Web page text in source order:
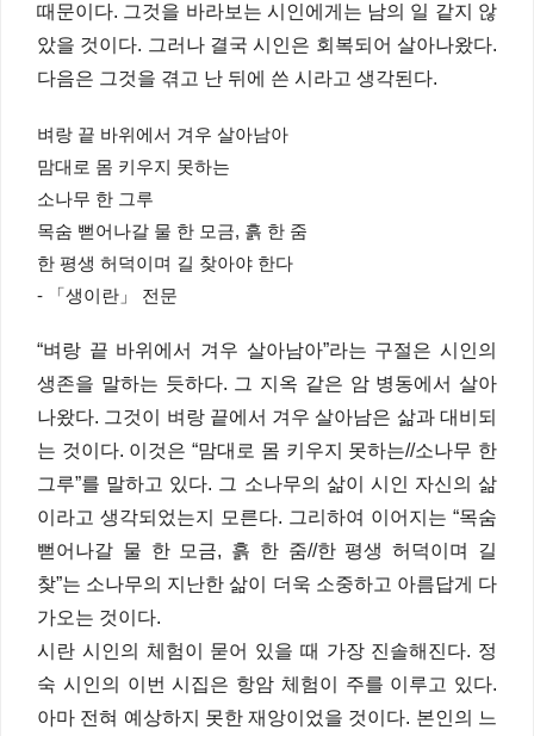
때문이다. 그것을 바라보는 시인에게는 남의 일 같지 않
았을 것이다. 그러나 결국 시인은 회복되어 살아나왔다.
다음은 그것을 겪고 난 뒤에 쓴 시라고 생각된다.
벼랑 끝 바위에서 겨우 살아남아
맘대로 몸 키우지 못하는
소나무 한 그루
목숨 뻗어나갈 물 한 모금, 흙 한 줌
한 평생 허덕이며 길 찾아야 한다
- 「생이란」 전문
“벼랑 끝 바위에서 겨우 살아남아”라는 구절은 시인의
생존을 말하는 듯하다. 그 지옥 같은 암 병동에서 살아
나왔다. 그것이 벼랑 끝에서 겨우 살아남은 삶과 대비되
는 것이다. 이것은 “맘대로 몸 키우지 못하는//소나무 한
그루”를 말하고 있다. 그 소나무의 삶이 시인 자신의 삶
이라고 생각되었는지 모른다. 그리하여 이어지는 “목숨
뻗어나갈 물 한 모금, 흙 한 줌//한 평생 허덕이며 길
찾”는 소나무의 지난한 삶이 더욱 소중하고 아름답게 다
가오는 것이다.
시란 시인의 체험이 묻어 있을 때 가장 진솔해진다. 정
숙 시인의 이번 시집은 항암 체험이 주를 이루고 있다.
아마 전혀 예상하지 못한 재앙이었을 것이다. 본인의 느